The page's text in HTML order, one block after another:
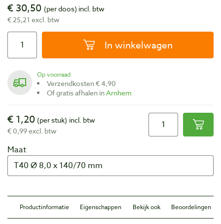
€ 30,50 (per doos) incl. btw
€ 25,21 excl. btw
In winkelwagen
Op voorraad
Verzendkosten € 4,90
Of gratis afhalen inArnhem
€ 1,20 (per stuk) incl. btw
€ 0,99 excl. btw
Maat
Productinformatie Eigenschappen Bekijk ook Beoordelingen